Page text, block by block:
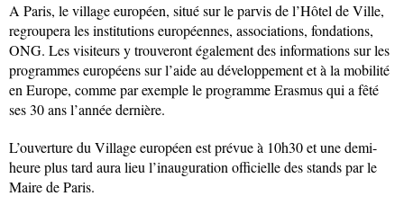
A Paris, le village européen, situé sur le parvis de l’Hôtel de Ville,
regroupera les institutions européennes, associations, fondations,
ONG. Les visiteurs y trouveront également des informations sur les
programmes européens sur l’aide au développement et à la mobilité
en Europe, comme par exemple le programme Erasmus qui a fêté
ses 30 ans l’année dernière.
L’ouverture du Village européen est prévue à 10h30 et une demi-
heure plus tard aura lieu l’inauguration officielle des stands par le
Maire de Paris.